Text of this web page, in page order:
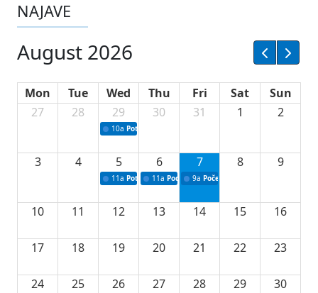
NAJAVE
August 2026
Mon Tue Wed Thu Fri Sat
Sun
27
28 29
10a Potpisivanje ugovora sa neprofitnim
30 31 1 2
3 4 5
11a Potpisivanje ugovora o stipendijama za
6
11a Podrška razvoju vodne infrastrukture u
7
9a Početak izgradnje nove
8 9
10 11 12 13 14 15 16
17 18 19 20 21 22 23
24 25 26 27 28 29 30